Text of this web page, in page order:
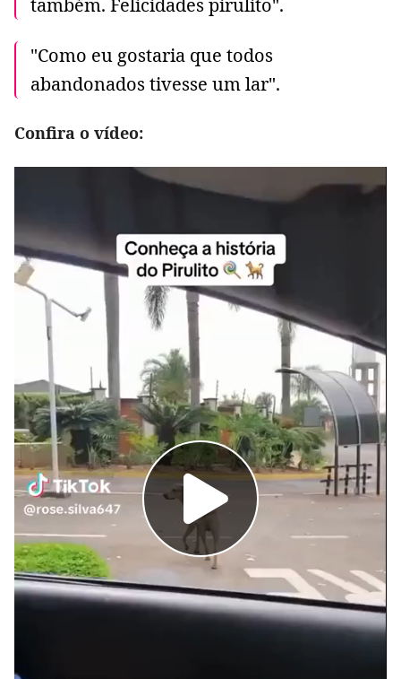
também. Felicidades pirulito".
"Como eu gostaria que todos
abandonados tivesse um lar".
Confira o vídeo: